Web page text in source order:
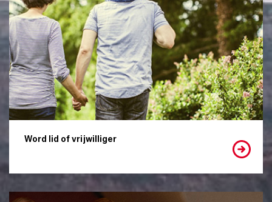
Word lid of vrijwilliger